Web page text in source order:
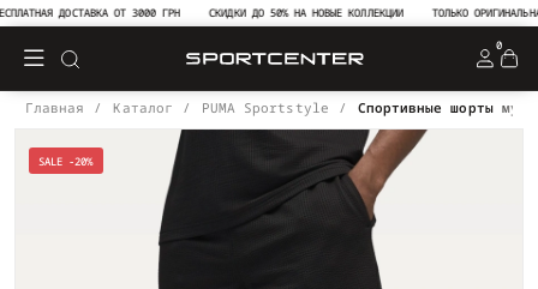
ДОСТАВКА ОТ 3000 ГРН СКИДКИ ДО 50% НА НОВЫЕ КОЛЛЕКЦИИ ТОЛЬКО ОРИГИНАЛЬНАЯ
0
Главная Каталог PUMA Sportstyle Спортивные шорты
SALE -20%